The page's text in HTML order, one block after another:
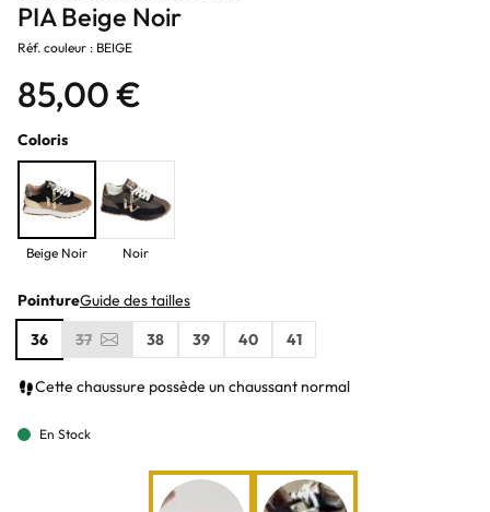
PIA Beige Noir
Réf. couleur : BEIGE
85,00 €
Coloris
Beige Noir Noir
PointureGuide des tailles
36
37 38 39 40 41
Cette chaussure possède un chaussant normal
En Stock